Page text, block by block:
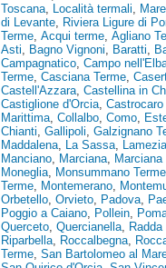
Toscana, Località termali,
di Levante, Riviera Ligure di
Terme, Acqui terme, Agliano
Asti, Bagno Vignoni, Baratti,
Campagnatico, Campo
Terme, Casciana Terme,
Castell'Azzara, Castellina in
Castiglione d'Orcia, Castrocaro
Marittima, Collalbo, Como,
Chianti, Gallipoli, Galzignano
Maddalena, La Sassa,
Manciano, Marciana, Marciana
Moneglia, Monsummano Terme
Terme, Montemerano,
Orbetello, Orvieto, Padova,
Poggio a Caiano, Pollein,
Querceto, Quercianella,
Riparbella, Roccalbegna,
Terme, San Bartolomeo al